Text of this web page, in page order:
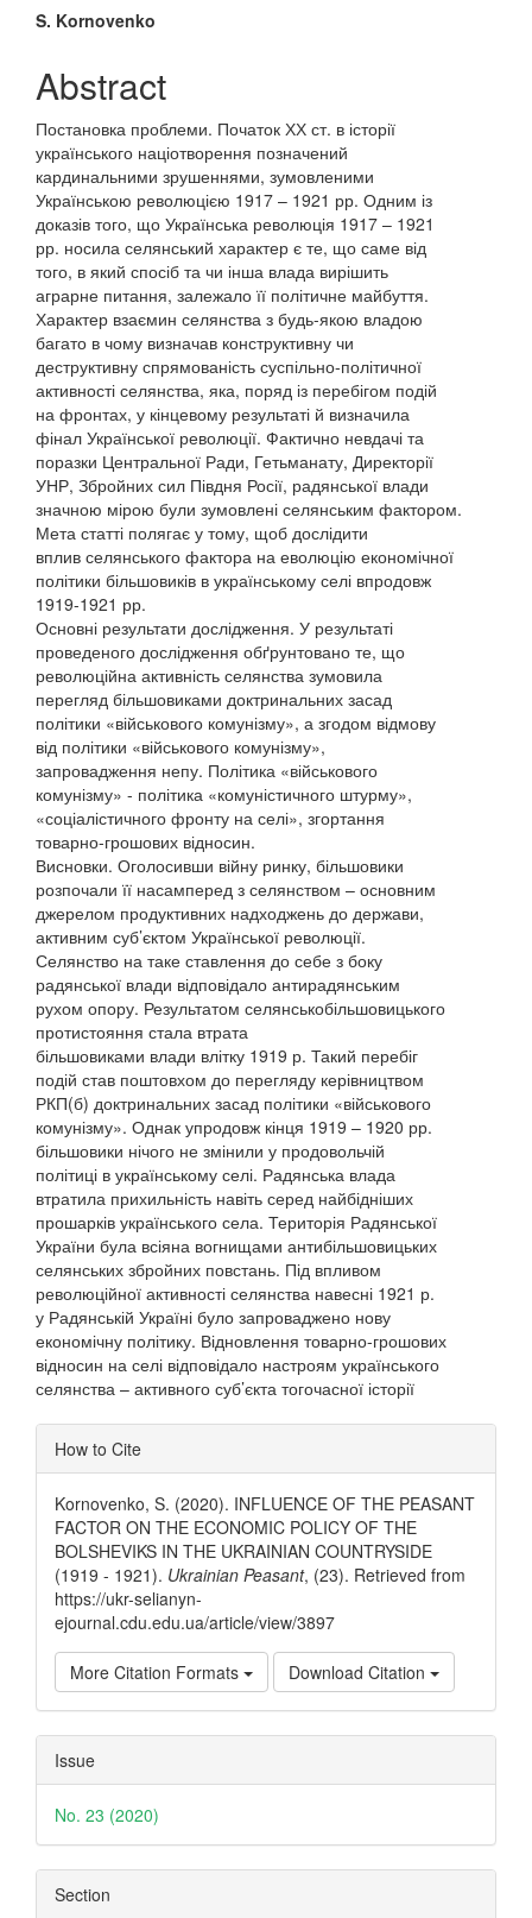
Main
Article
Content
S. Kornovenko
Abstract
Постановка проблеми. Початок ХХ ст. в історії
українського націотворення позначений
кардинальними зрушеннями, зумовленими
Українською революцією 1917 – 1921 рр. Одним із
доказів того, що Українська революція 1917 – 1921
рр. носила селянський характер є те, що саме від
того, в який спосіб та чи інша влада вирішить
аграрне питання, залежало її політичне майбуття.
Характер взаємин селянства з будь-якою владою
багато в чому визначав конструктивну чи
деструктивну спрямованість суспільно-політичної
активності селянства, яка, поряд із перебігом подій
на фронтах, у кінцевому результаті й визначила
фінал Української революції. Фактично невдачі та
поразки Центральної Ради, Гетьманату, Директорії
УНР, Збройних сил Півдня Росії, радянської влади
значною мірою були зумовлені селянським фактором.
Мета статті полягає у тому, щоб дослідити
вплив селянського фактора на еволюцію економічної
політики більшовиків в українському селі впродовж
1919-1921 рр.
Основні результати дослідження. У результаті
проведеного дослідження обґрунтовано те, що
революційна активність селянства зумовила
перегляд більшовиками доктринальних засад
політики «військового комунізму», а згодом відмову
від політики «військового комунізму»,
запровадження непу. Політика «військового
комунізму» - політика «комуністичного штурму»,
«соціалістичного фронту на селі», згортання
товарно-грошових відносин.
Висновки. Оголосивши війну ринку, більшовики
розпочали її насамперед з селянством – основним
джерелом продуктивних надходжень до держави,
активним суб’єктом Української революції.
Селянство на таке ставлення до себе з боку
радянської влади відповідало антирадянським
рухом опору. Результатом селянськобільшовицького
протистояння стала втрата
більшовиками влади влітку 1919 р. Такий перебіг
подій став поштовхом до перегляду керівництвом
РКП(б) доктринальних засад політики «військового
комунізму». Однак упродовж кінця 1919 – 1920 рр.
більшовики нічого не змінили у продовольчій
політиці в українському селі. Радянська влада
втратила прихильність навіть серед найбідніших
прошарків українського села. Територія Радянської
України була всіяна вогнищами антибільшовицьких
селянських збройних повстань. Під впливом
революційної активності селянства навесні 1921 р.
у Радянській Україні було запроваджено нову
економічну політику. Відновлення товарно-грошових
відносин на селі відповідало настроям українського
селянства – активного суб’єкта тогочасної історії
Article
Details
How to Cite
Kornovenko, S. (2020). INFLUENCE OF THE PEASANT
FACTOR ON THE ECONOMIC POLICY OF THE
BOLSHEVIKS IN THE UKRAINIAN COUNTRYSIDE
(1919 - 1921). Ukrainian Peasant, (23). Retrieved from
https://ukr-selianyn-
ejournal.cdu.edu.ua/article/view/3897
More Citation Formats Download Citation
Issue
No. 23 (2020)
Section